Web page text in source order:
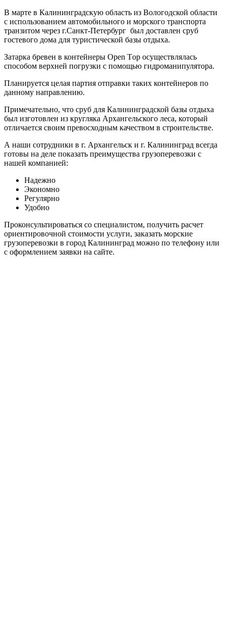
В марте в Калининградскую область из Вологодской области
с использованием автомобильного и морского транспорта
транзитом через г.Санкт-Петербург был доставлен сруб
гостевого дома для туристической базы отдыха.
Затарка бревен в контейнеры Open Тop осуществлялась
способом верхней погрузки с помощью гидроманипулятора.
Планируется целая партия отправки таких контейнеров по
данному направлению.
Примечательно, что сруб для Калининградской базы отдыха
был изготовлен из кругляка Архангельского леса, который
отличается своим превосходным качеством в строительстве.
А наши сотрудники в г. Архангельск и г. Калининград всегда
готовы на деле показать преимущества грузоперевозки с
нашей компанией:
Надежно
Экономно
Регулярно
Удобно
Проконсультироваться со специалистом, получить расчет
ориентировочной стоимости услуги, заказать морские
грузоперевозки в город Калининград можно по телефону или
с оформлением заявки на сайте.